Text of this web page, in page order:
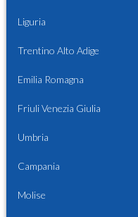
Liguria
Trentino Alto Adige
Emilia Romagna
Friuli Venezia Giulia
Umbria
Campania
Molise